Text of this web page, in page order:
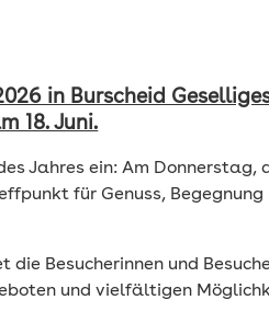
in Burscheid
18. Juni.
Jahres ein: Am Donnerstag,
für Genuss, Begegnung
Besucherinnen und
und vielfältigen